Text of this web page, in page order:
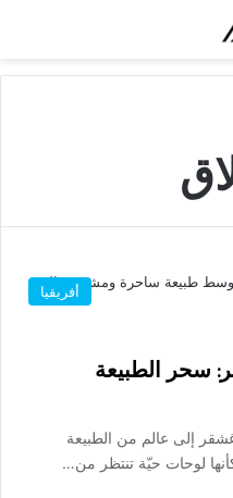
أفريقيا
سحر الطبيعة
إلى عالم من الطبيعة
لوحات حيّة تنتظر من…